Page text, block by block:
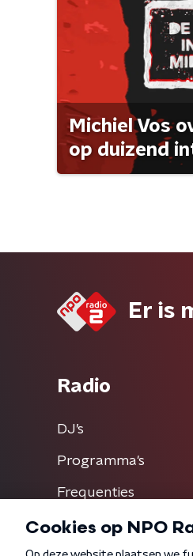
Michiel Vos
op duizend
Er is
Radio
DJ’s
Programma's
Frequenties